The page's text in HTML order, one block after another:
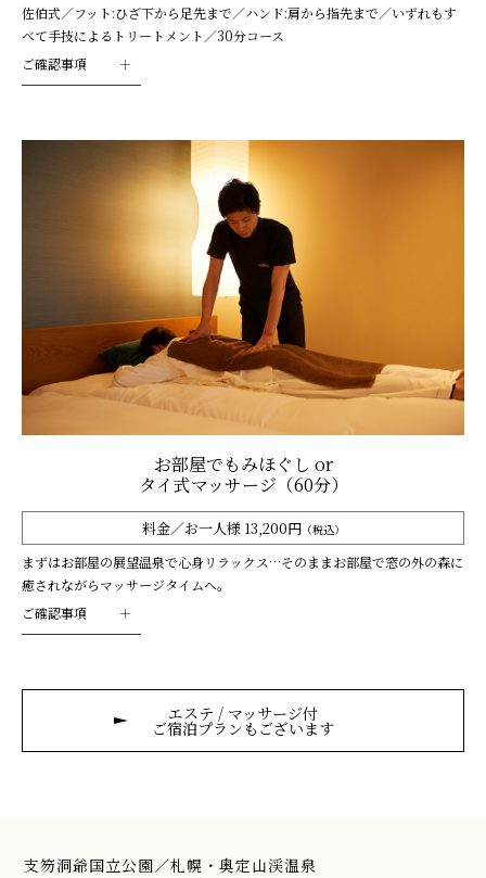
佐伯式／フット:ひざ下から足先まで／ハンド:肩から指先まで／いずれもす
べて手技によるトリートメント／30分コース
ご確認事項
お部屋でもみほぐし or
タイ式マッサージ（60分）
料金／お一人様 13,200円 （税込）
まずはお部屋の展望温泉で心身リラックス…そのままお部屋で窓の外の森に
癒されながらマッサージタイムへ。
ご確認事項
エステ / マッサージ付
ご宿泊プランもございます
支笏洞爺国立公園／札幌・奥定山渓温泉